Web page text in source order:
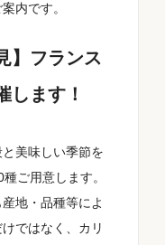
内です。
】フランス
します！
美味しい季節を
ご用意します。
地・品種等によ
ではなく、カリ